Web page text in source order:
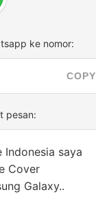
ke nomor:
COPY
pesan:
Indonesia saya
Cover
Galaxy..